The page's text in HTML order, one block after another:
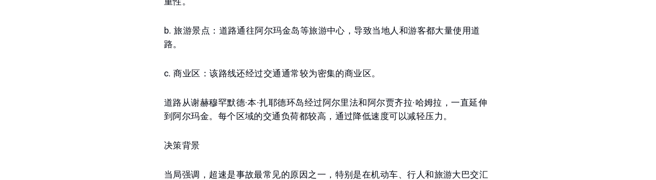
b. 旅游景点：道路通往阿尔玛金岛等旅游中心，导致当地人和游客都大量使用道
路。
c. 商业区：该路线还经过交通通常较为密集的商业区。
道路从谢赫穆罕默德·本·扎耶德环岛经过阿尔里法和阿尔贾齐拉·哈姆拉，一直延伸
到阿尔玛金。每个区域的交通负荷都较高，通过降低速度可以减轻压力。
决策背景
当局强调，超速是事故最常见的原因之一，特别是在机动车、行人和旅游大巴交汇